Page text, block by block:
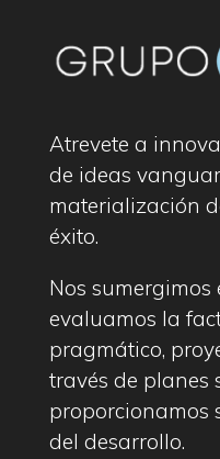
Atrevete a
de ideas
materialización
éxito.
Nos
evaluamos la
pragmático,
través de planes
proporcionamos
del desarrollo.